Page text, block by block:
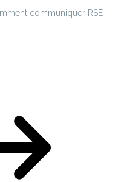
communiquer RSE